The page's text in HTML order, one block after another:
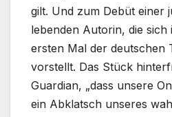
gilt. Und zum Debüt einer
lebenden Autorin, die sich
ersten Mal der deutschen
vorstellt. Das Stück
Guardian, „dass unsere
ein Abklatsch unseres